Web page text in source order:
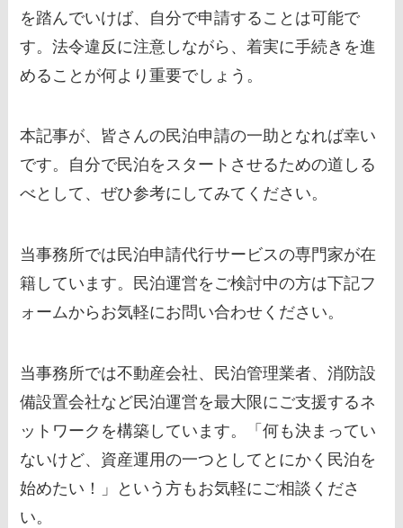
を踏んでいけば、自分で申請することは可能で
す。法令違反に注意しながら、着実に手続きを進
めることが何より重要でしょう。
本記事が、皆さんの民泊申請の一助となれば幸い
です。自分で民泊をスタートさせるための道しる
べとして、ぜひ参考にしてみてください。
当事務所では民泊申請代行サービスの専門家が在
籍しています。民泊運営をご検討中の方は下記フ
ォームからお気軽にお問い合わせください。
当事務所では不動産会社、民泊管理業者、消防設
備設置会社など民泊運営を最大限にご支援するネ
ットワークを構築しています。「何も決まってい
ないけど、資産運用の一つとしてとにかく民泊を
始めたい！」という方もお気軽にご相談くださ
い。